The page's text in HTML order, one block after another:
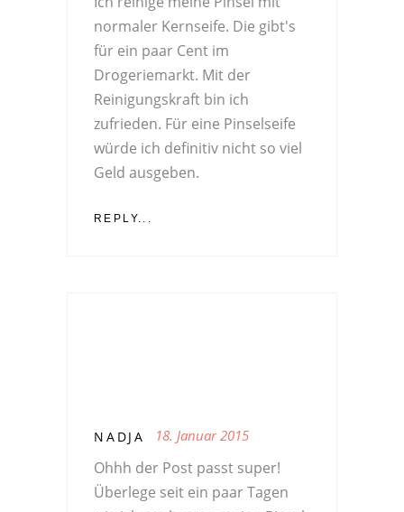
normaler Kernseife. Die gibt's
für ein paar Cent im
Drogeriemarkt. Mit der
Reinigungskraft bin ich
zufrieden. Für eine Pinselseife
würde ich definitiv nicht so viel
Geld ausgeben.
REPLY...
NADJA 18. Januar 2015
Ohhh der Post passt super!
Überlege seit ein paar Tagen